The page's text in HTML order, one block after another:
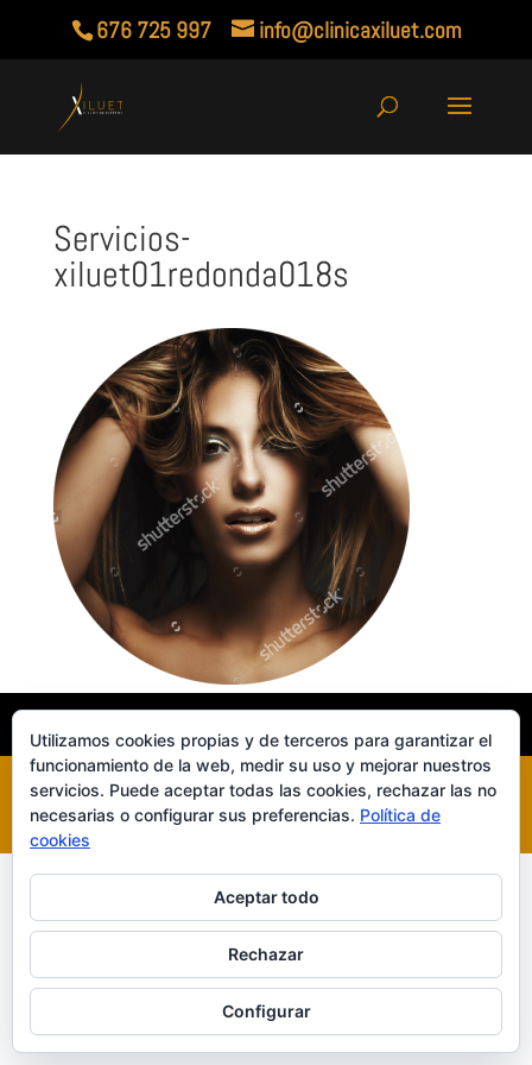
676 725 997 info@clinicaxiluet.com
Servicios-
xiluet01redonda018s
Diseñado porElegant Themes| Desarrollado porWordPress
Utilizamos cookies propias y de terceros para garantizar el
funcionamiento de la web, medir su uso y mejorar nuestros
servicios. Puede aceptar todas las cookies, rechazar las no
necesarias o configurar sus preferencias. Política de
cookies
Aceptar todo
Rechazar
Configurar